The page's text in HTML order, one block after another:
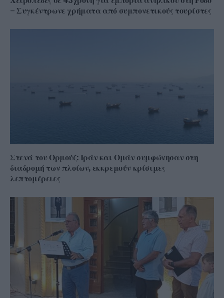
– Συγκέντρωνε χρήματα από συμπονετικούς τουρίστες
Στενά του Ορμούζ: Ιράν και Ομάν συμφώνησαν στη
διαδρομή των πλοίων, εκκρεμούν κρίσιμες
λεπτομέρειες